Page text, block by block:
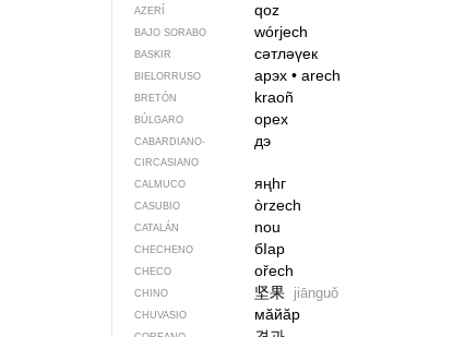
AZERÍ qoz
BAJO SORABO wórjech
BASKIR сәтләүек
BIELORRUSO арэх •arech
BRETÓN kraoñ
BÚLGARO орех
CABARDIANO-
CIRCASIANO
дэ
CALMUCO яңһг
CASUBIO òrzech
CATALÁN nou
CHECHENO бIар
CHECO ořech
CHINO 坚果 jiānguǒ
CHUVASIO мӑйӑр